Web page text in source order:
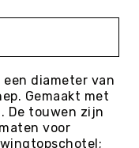
diameter van
Gemaakt met
De touwen zijn
voor